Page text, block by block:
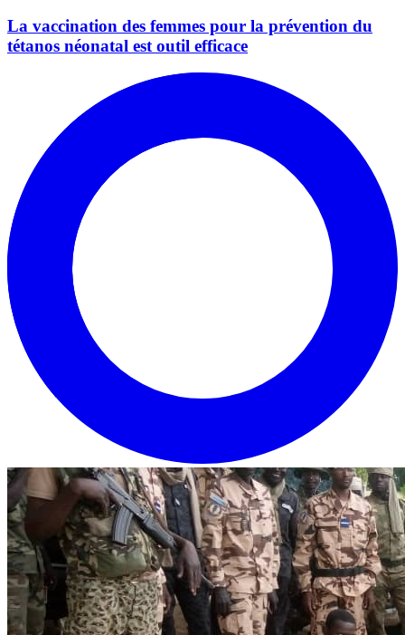
La vaccination des femmes pour la prévention du
tétanos néonatal est outil efficace